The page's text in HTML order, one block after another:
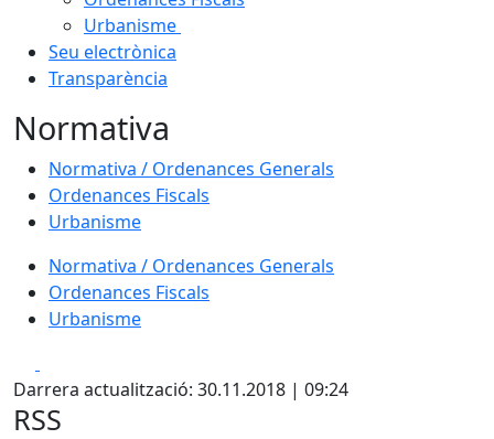
Urbanisme
Seu electrònica
Transparència
Normativa
Normativa / Ordenances Generals
Ordenances Fiscals
Urbanisme
Normativa / Ordenances Generals
Ordenances Fiscals
Urbanisme
Darrera actualització: 30.11.2018 | 09:24
RSS